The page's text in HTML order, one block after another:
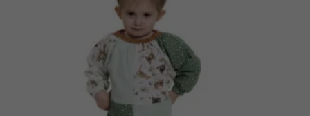
poden
triar
a
la
pàgina
del
producte